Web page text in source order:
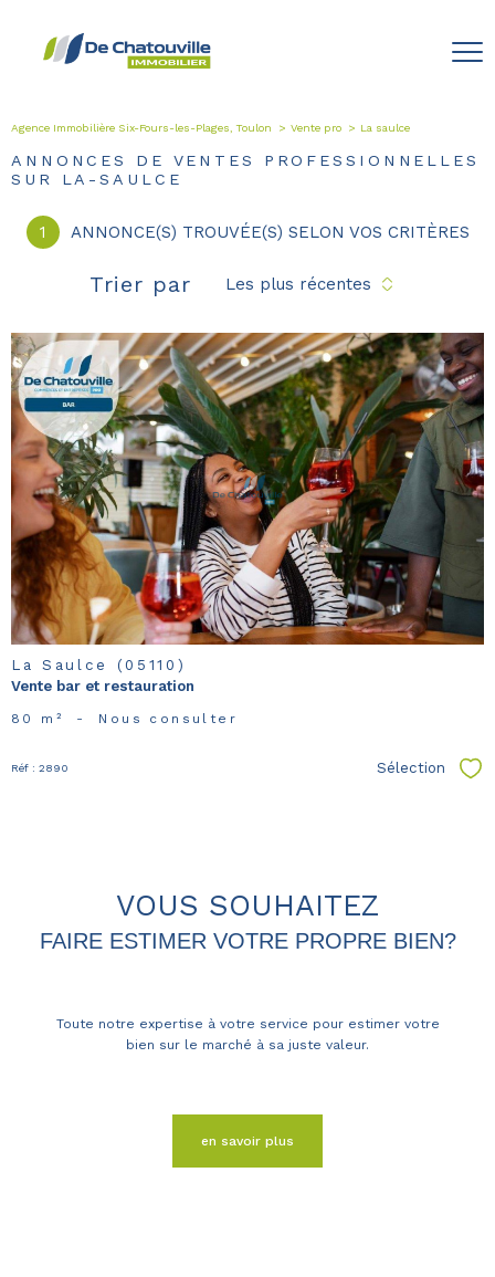
Agence Immobilière Six-Fours-les-Plages, Toulon Vente pro La saulce
ANNONCES DE VENTES PROFESSIONNELLES
SUR LA-SAULCE
1 ANNONCE(S) TROUVÉE(S) SELON VOS CRITÈRES
Trier par Les plus récentes
voir le
bien
La Saulce (05110)
Vente bar et restauration
80 m² - Nous consulter
Réf : 2890 Sélection
VOUS SOUHAITEZ
FAIRE ESTIMER VOTRE PROPRE BIEN?
Toute notre expertise à votre service pour estimer votre
bien sur le marché à sa juste valeur.
en savoir plus